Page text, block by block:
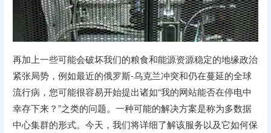
再加上一些可能会破坏我们的粮食和能源资源稳定的地缘政治
紧张局势，例如最近的俄罗斯-乌克兰冲突和仍在蔓延的全球
流行病，您可能很容易开始提出诸如“我的网站能否在停电中
幸存下来？”之类的问题。一种可能的解决方案是称为多数据
中心集群的形式。今天，我们将详细了解该服务以及它如何保